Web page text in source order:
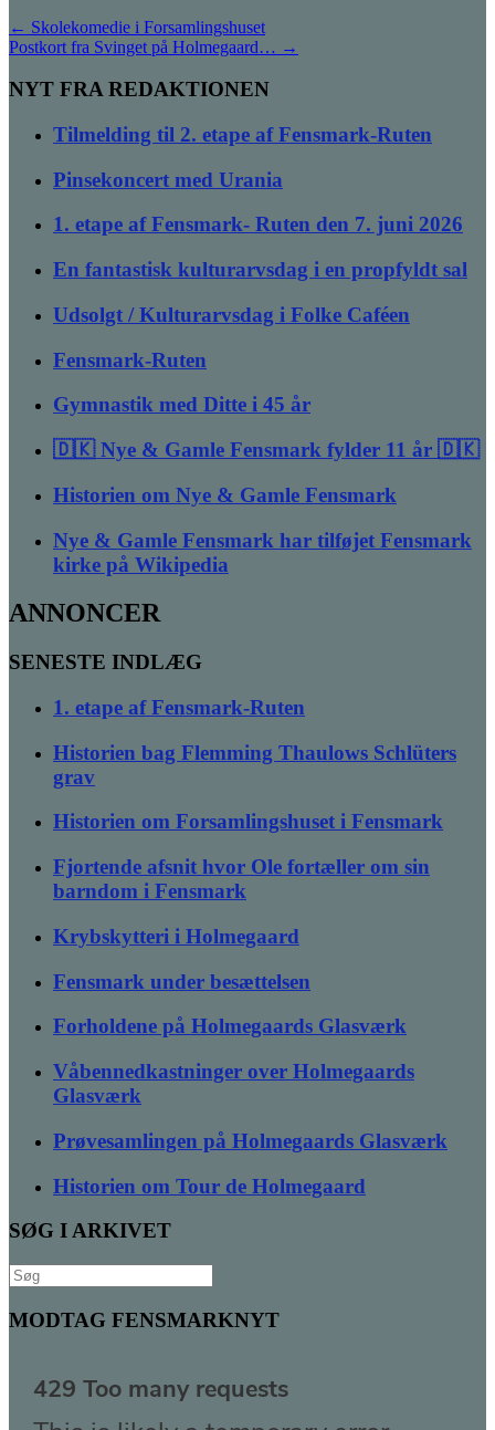
← Skolekomedie i Forsamlingshuset
Postkort fra Svinget på Holmegaard… →
NYT FRA REDAKTIONEN
Tilmelding til 2. etape af Fensmark-Ruten
Pinsekoncert med Urania
1. etape af Fensmark- Ruten den 7. juni 2026
En fantastisk kulturarvsdag i en propfyldt sal
Udsolgt / Kulturarvsdag i Folke Caféen
Fensmark-Ruten
Gymnastik med Ditte i 45 år
🇩🇰 Nye & Gamle Fensmark fylder 11 år 🇩🇰
Historien om Nye & Gamle Fensmark
Nye & Gamle Fensmark har tilføjet Fensmark
kirke på Wikipedia
ANNONCER
SENESTE INDLÆG
1. etape af Fensmark-Ruten
Historien bag Flemming Thaulows Schlüters
grav
Historien om Forsamlingshuset i Fensmark
Fjortende afsnit hvor Ole fortæller om sin
barndom i Fensmark
Krybskytteri i Holmegaard
Fensmark under besættelsen
Forholdene på Holmegaards Glasværk
Våbennedkastninger over Holmegaards
Glasværk
Prøvesamlingen på Holmegaards Glasværk
Historien om Tour de Holmegaard
SØG I ARKIVET
Søg
efter:
MODTAG FENSMARKNYT